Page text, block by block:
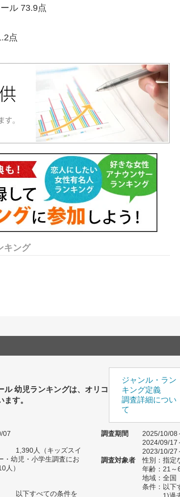
ル 73.9点
点
キング
ル 幼児ランキングは、オリコ
す。
ジャンル・ラン
キング定義
調査詳細につい
て
07
1,390人（キッズスイ
・幼児・小学生調査にお
人）
以下すべての条件を
調査期間
2025/10/08
2024/09/17
2023/10/27
調査対象者
性別：指定
年齢：21～
地域：全国
条件：以下